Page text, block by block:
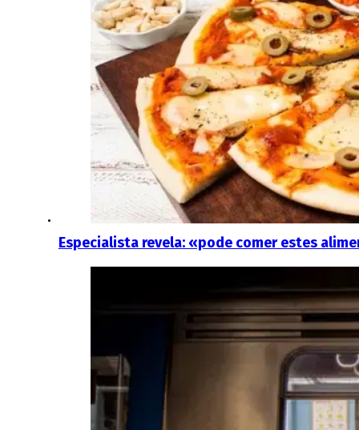
Especialista revela: «pode comer estes